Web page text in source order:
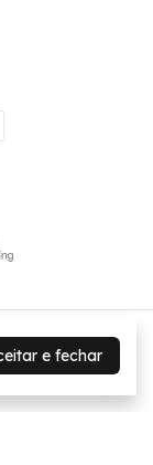
e fechar
e Calça Coelho |